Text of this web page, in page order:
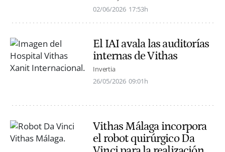
02/06/2026 17:53h
El IAI avala las auditorías
internas de Vithas
Invertia
26/05/2026 09:01h
Vithas Málaga incorpora
el robot quirúrgico Da